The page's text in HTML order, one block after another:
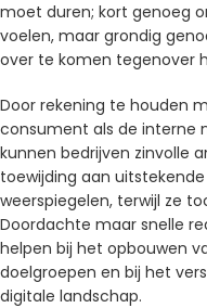
moet duren; kort genoeg
voelen, maar grondig
over te komen tegenover
Door rekening te houden
consument als de interne
kunnen bedrijven zinvolle
toewijding aan
weerspiegelen, terwijl ze
Doordachte maar snelle
helpen bij het opbouwen
doelgroepen en bij het
digitale landschap.